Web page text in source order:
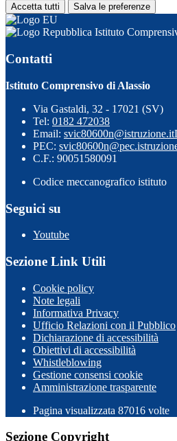
Accetta tutti Salva le preferenze
Istituto
Contatti
Istituto Comprensivo di Alassio
Via Gastaldi, 32 - 17021 (SV)
Tel: 0182 472038
Email: svic80600n@istruzione.it
PEC:
C.F.: 90051580091
Codice meccanografico istituto
Seguici su
Youtube
Sezione Link Utili
Cookie policy
Note legali
Informativa Privacy
Ufficio Relazioni con il Pubblico
Dichiarazione di accessibilità
Obiettivi di accessibilità
Whistleblowing
Gestione consensi cookie
Amministrazione trasparente
Pagina visualizzata 87016 volte
Sezione Copyright